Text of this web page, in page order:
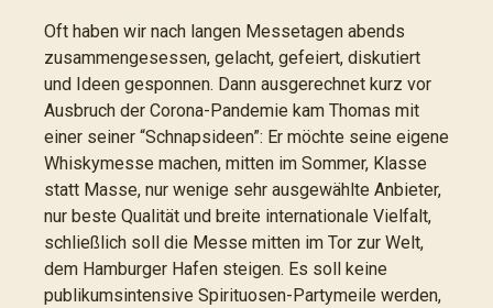
Oft haben wir nach langen Messetagen abends
zusammengesessen, gelacht, gefeiert, diskutiert
und Ideen gesponnen. Dann ausgerechnet kurz vor
Ausbruch der Corona-Pandemie kam Thomas mit
einer seiner “Schnapsideen”: Er möchte seine eigene
Whiskymesse machen, mitten im Sommer, Klasse
statt Masse, nur wenige sehr ausgewählte Anbieter,
nur beste Qualität und breite internationale Vielfalt,
schließlich soll die Messe mitten im Tor zur Welt,
dem Hamburger Hafen steigen. Es soll keine
publikumsintensive Spirituosen-Partymeile werden,